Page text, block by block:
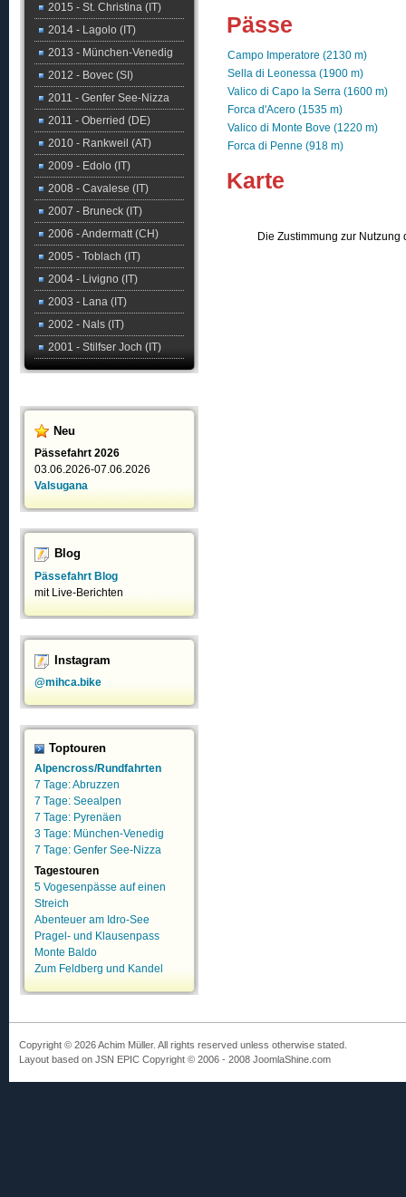
2015 - St. Christina (IT)
2014 - Lagolo (IT)
2013 - München-Venedig
2012 - Bovec (SI)
2011 - Genfer See-Nizza
2011 - Oberried (DE)
2010 - Rankweil (AT)
2009 - Edolo (IT)
2008 - Cavalese (IT)
2007 - Bruneck (IT)
2006 - Andermatt (CH)
2005 - Toblach (IT)
2004 - Livigno (IT)
2003 - Lana (IT)
2002 - Nals (IT)
2001 - Stilfser Joch (IT)
Neu
Pässefahrt 2026
03.06.2026-07.06.2026
Valsugana
Blog
Pässefahrt Blog
mit Live-Berichten
Instagram
@mihca.bike
Toptouren
Alpencross/Rundfahrten
7 Tage: Abruzzen
7 Tage: Seealpen
7 Tage: Pyrenäen
3 Tage: München-Venedig
7 Tage: Genfer See-Nizza
Tagestouren
5 Vogesenpässe auf einen
Streich
Abenteuer am Idro-See
Pragel- und Klausenpass
Monte Baldo
Zum Feldberg und Kandel
Pässe
Campo Imperatore (2130 m)
Sella di Leonessa (1900 m)
Valico di Capo la Serra (1600 m)
Forca d'Acero (1535 m)
Valico di Monte Bove (1220 m)
Forca di Penne (918 m)
Karte
Die Zustimmung zur
Copyright © 2026 Achim Müller. All rights reserved unless otherwise stated.
Layout based on JSN EPIC Copyright © 2006 - 2008 JoomlaShine.com